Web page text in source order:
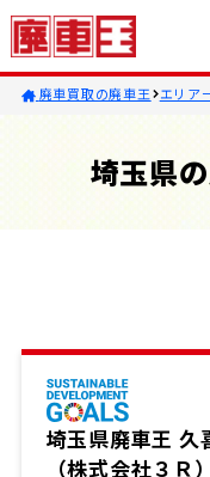
廃車買取の廃車王 エリア
埼玉県
埼玉県廃車王 久
（株式会社３Ｒ）